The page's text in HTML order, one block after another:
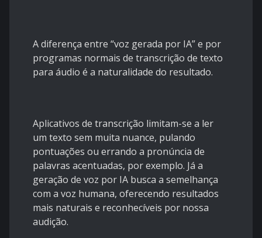
A diferença entre “voz gerada por IA” e por
programas normais de transcrição de texto
para áudio é a naturalidade do resultado.
Aplicativos de transcrição limitam-se a ler
um texto sem muita nuance, pulando
pontuações ou errando a pronúncia de
palavras acentuadas, por exemplo. Já a
geração de voz por IA busca a semelhança
com a voz humana, oferecendo resultados
mais naturais e reconhecíveis por nossa
audição.